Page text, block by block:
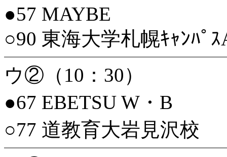
●57 MAYBE
○90 東海大学札幌ｷｬﾝﾊﾟｽ
ウ②（10：30）
●67 EBETSU W・B
○77 道教育大岩見沢校